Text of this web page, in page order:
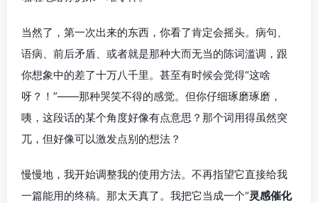
当然了，第一次出来的东西，你看了肯定会摇头。病句、
语病、前后矛盾、或者就是那种大而无当的陈词滥调，跟
你想象中的差了十万八千里。甚至有时候会觉得“这啥
呀？！”——那种哭笑不得的感觉。但你仔细琢磨琢磨，
咦，这段话的某个角度好像有点意思？那个词用得虽然突
兀，但好像可以激发点别的想法？
慢慢地，我开始调整我的使用方法。不再指望它直接给我
一篇能用的终稿。那太天真了。我把它当成一个“灵感催化